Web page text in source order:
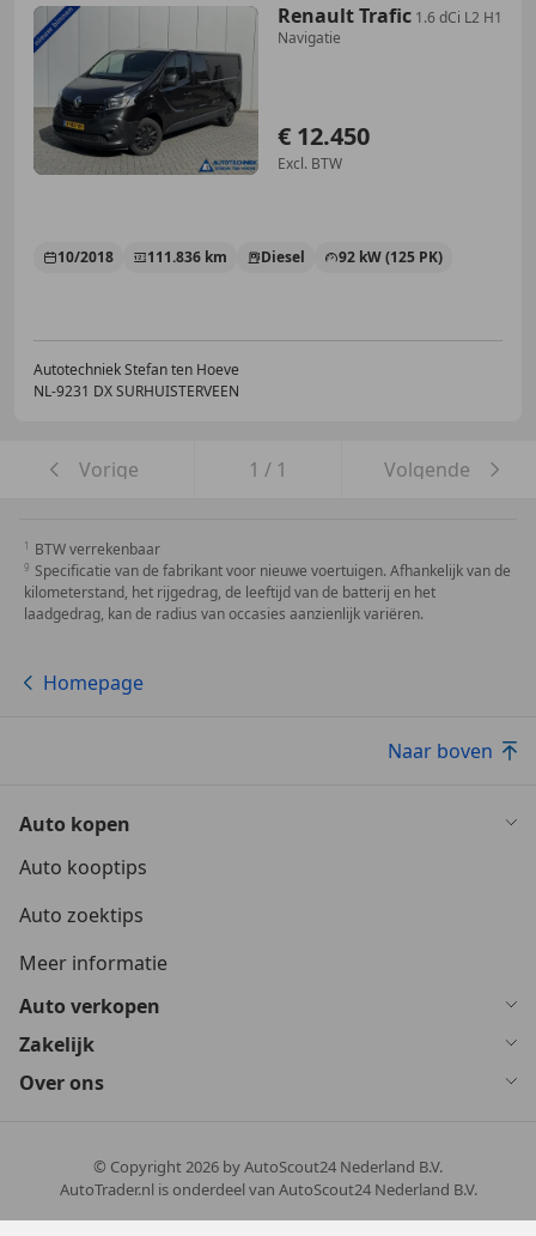
Renault Trafic 1.6 dCi L2 H1
Navigatie
€ 12.450
Excl. BTW
10/2018 111.836 km Diesel 92 kW (125 PK)
Autotechniek Stefan ten Hoeve
NL-9231 DX SURHUISTERVEEN
Vorige 1 / 1 Volgende
BTW verrekenbaar
Specificatie van de fabrikant voor nieuwe voertuigen. Afhankelijk van de
kilometerstand, het rijgedrag, de leeftijd van de batterij en het
laadgedrag, kan de radius van occasies aanzienlijk variëren.
Homepage
Naar boven
Auto kopen
Auto kooptips
Auto zoektips
Meer informatie
Auto verkopen
Zakelijk
Over ons
© Copyright2026 by AutoScout24 Nederland B.V.
AutoTrader.nl is onderdeel van AutoScout24 Nederland B.V.